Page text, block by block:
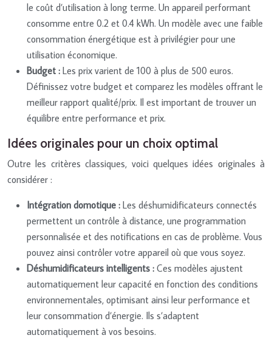
le coût d’utilisation à long terme. Un appareil performant
consomme entre 0.2 et 0.4 kWh. Un modèle avec une faible
consommation énergétique est à privilégier pour une
utilisation économique.
Budget : Les prix varient de 100 à plus de 500 euros.
Définissez votre budget et comparez les modèles offrant le
meilleur rapport qualité/prix. Il est important de trouver un
équilibre entre performance et prix.
Idées originales pour un choix optimal
Outre les critères classiques, voici quelques idées originales à
considérer :
Intégration domotique : Les déshumidificateurs connectés
permettent un contrôle à distance, une programmation
personnalisée et des notifications en cas de problème. Vous
pouvez ainsi contrôler votre appareil où que vous soyez.
Déshumidificateurs intelligents : Ces modèles ajustent
automatiquement leur capacité en fonction des conditions
environnementales, optimisant ainsi leur performance et
leur consommation d’énergie. Ils s’adaptent
automatiquement à vos besoins.